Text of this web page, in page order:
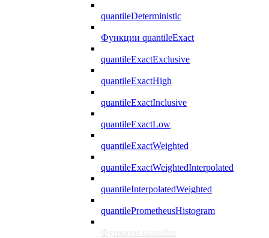
quantileDeterministic
Функции quantileExact
quantileExactExclusive
quantileExactHigh
quantileExactInclusive
quantileExactLow
quantileExactWeighted
quantileExactWeightedInterpolated
quantileInterpolatedWeighted
quantilePrometheusHistogram
Функции quantiles